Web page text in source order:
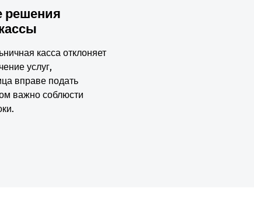
решения
касса отклоняет
услуг,
вправе подать
важно соблюсти